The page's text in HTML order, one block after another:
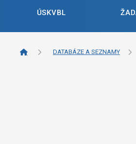
ÚSKVBL
DATABÁZE A SEZNAMY